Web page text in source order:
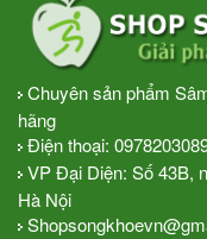
Chuyên sản phẩm
hãng
Điện thoại:
VP Đại Diện: Số 43B,
Hà Nội